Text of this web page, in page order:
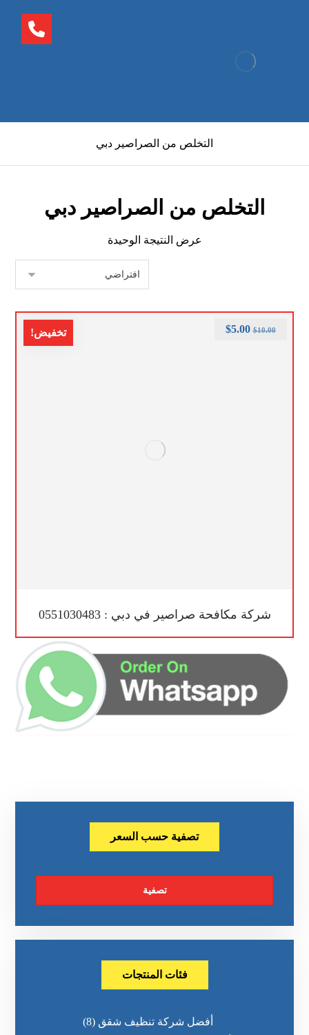
التخلص من الصراصير دبي
التخلص من الصراصير دبي
عرض النتيجة الوحيدة
تخفيض!
شركة مكافحة صراصير في دبي : 0551030483
$10.00
$5.00
تصفية حسب السعر
تصفية
فئات المنتجات
أفضل شركة تنظيف شقق (8)